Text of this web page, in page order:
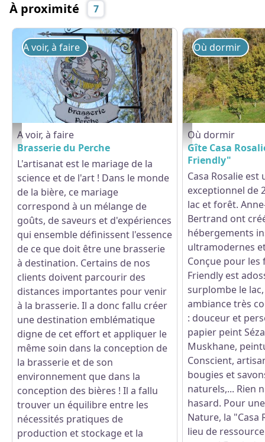
À proximité 7
Brasserie du Perche - L'Home Chamondot - ©Brasserie du Perche
A voir, à faire
A voir, à faire
Brasserie du Perche
L'artisanat est le mariage de la
science et de l'art ! Dans le monde
de la bière, ce mariage
correspond à un mélange de
goûts, de saveurs et d'expériences
qui ensemble définissent l'essence
de ce que doit être une brasserie
à destination. Certains de nos
clients doivent parcourir des
distances importantes pour venir
à la brasserie. Il a donc fallu créer
une destination emblématique
digne de cet effort et appliquer le
même soin dans la conception de
la brasserie et de son
environnement que dans la
conception des bières ! Il a fallu
trouver un équilibre entre les
nécessités pratiques de
production et stockage et la
Casa Rosalie - "La
Où dormir
Où dormir
Gîte Casa
Friendly"
Casa Rosalie
exceptionnel de
lac et forêt.
Bertrand ont
hébergements
ultramodernes
Conçue pour les
Friendly est
surplombe le
ambiance très
: douceur et
papier peint
Muskhane,
Conscient,
bougies et
naturels,... Rien
hasard. Pour
Nature, la "Casa
lieu de